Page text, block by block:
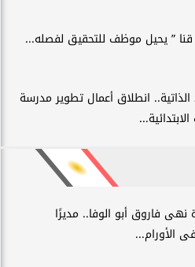
قنا ” يحيل موظف للتحقيق لفصله...
الذاتية.. انطلاق أعمال تطوير مدرسة
نهى فاروق أبو الوفا.. مديرًا
الأورام...